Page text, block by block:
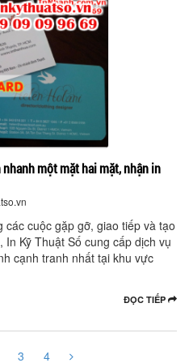
một mặt hai mặt, nhận in
cuộc gặp gỡ, giao tiếp và tạo
Kỹ Thuật Số cung cấp dịch vụ
cạnh tranh nhất tại khu vực
ĐỌC TIẾP
3 4